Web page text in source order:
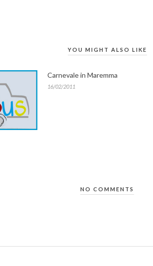
YOU MIGHT ALSO LIKE
Carnevale in Maremma
16/02/2011
NO COMMENTS